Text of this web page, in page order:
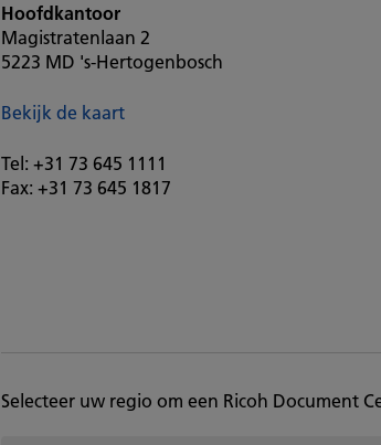
Hoofdkantoor
Magistratenlaan 2
5223 MD 's-Hertogenbosch
Bekijk de kaart
Tel: +31 73 645 1111
Fax: +31 73 645 1817
Selecteer uw regio om een Ricoh Document